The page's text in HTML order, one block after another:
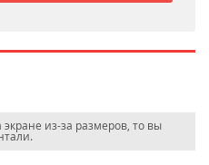
из-за размеров, то вы